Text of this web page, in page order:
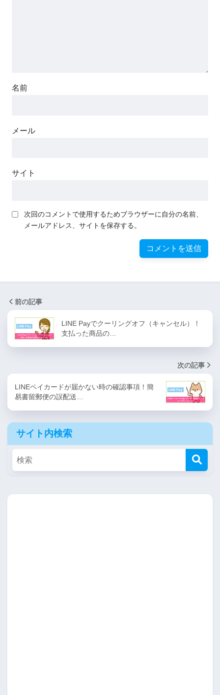
名前
メール
サイト
次回のコメントで使用するためブラウザーに自分の名前、
メールアドレス、サイトを保存する。
前の記事
LINE Payでクーリングオフ（キャンセル）！
支払った商品の…
次の記事
LINEペイカードが届かない時の確認事項！簡
易書留郵便の誤配送…
サイト内検索